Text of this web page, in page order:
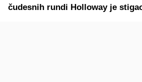
čudesnih rundi Holloway je